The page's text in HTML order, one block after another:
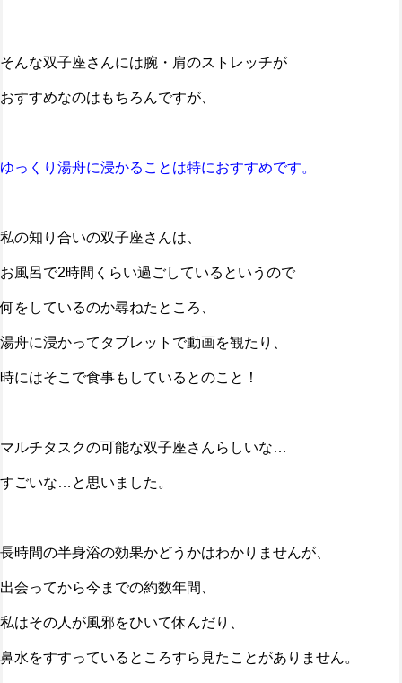
そんな双子座さんには腕・肩のストレッチが
おすすめなのはもちろんですが、
ゆっくり湯舟に浸かることは特におすすめです。
私の知り合いの双子座さんは、
お風呂で2時間くらい過ごしているというので
何をしているのか尋ねたところ、
湯舟に浸かってタブレットで動画を観たり、
時にはそこで食事もしているとのこと！
マルチタスクの可能な双子座さんらしいな…
すごいな…と思いました。
長時間の半身浴の効果かどうかはわかりませんが、
出会ってから今までの約数年間、
私はその人が風邪をひいて休んだり、
鼻水をすすっているところすら見たことがありません。